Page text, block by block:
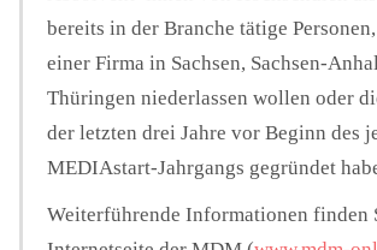
bereits in der Branche tätige
einer Firma in Sachsen, Sachsen-
Thüringen niederlassen wollen oder
der letzten drei Jahre vor Beginn des
MEDIAstart-Jahrgangs gegründet
Weiterführende Informationen finden